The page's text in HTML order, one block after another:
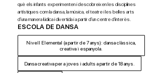
què els infants experimenten i descobreixen les disciplines
artístiques com la dansa, la música, el teatre i les belles arts
d’una manera lúdica i divertida i a partir d’un centre d’interès.
ESCOLA DE DANSA
Nivell Elemental (a partir de 7 anys): dansa clàssica,
creativa i espanyola.
Dansa creativa per a joves i adults a partir de 18 anys.